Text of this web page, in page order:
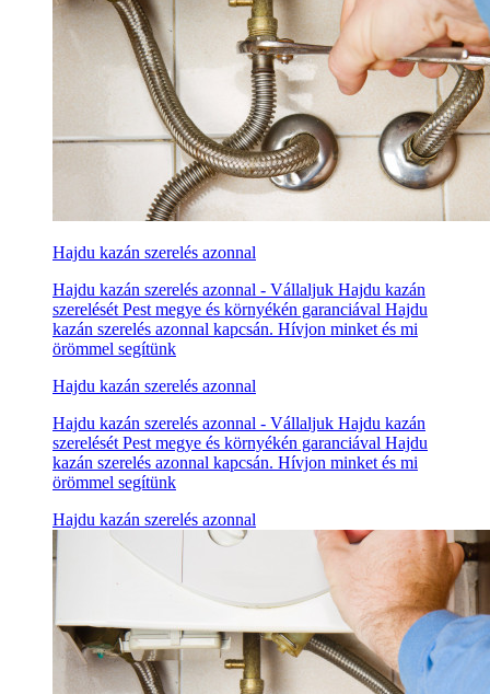
Hajdu kazán szerelés azonnal
Hajdu kazán szerelés azonnal - Vállaljuk Hajdu kazán
szerelését Pest megye és környékén garanciával Hajdu
kazán szerelés azonnal kapcsán. Hívjon minket és mi
örömmel segítünk
Hajdu kazán szerelés azonnal
Hajdu kazán szerelés azonnal - Vállaljuk Hajdu kazán
szerelését Pest megye és környékén garanciával Hajdu
kazán szerelés azonnal kapcsán. Hívjon minket és mi
örömmel segítünk
Hajdu kazán szerelés azonnal